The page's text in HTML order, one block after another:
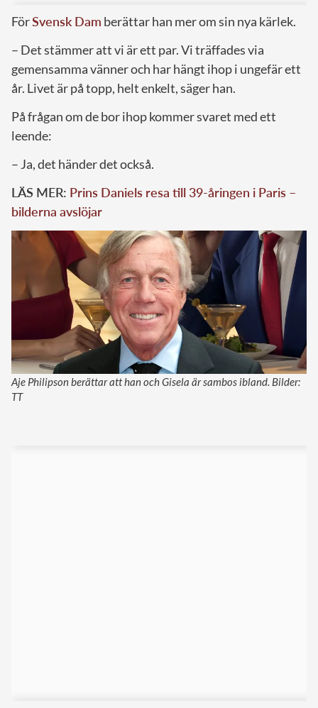
FörSvensk Dam berättar han mer om sin nya kärlek.
– Det stämmer att vi är ett par. Vi träffades via
gemensamma vänner och har hängt ihop i ungefär ett
år. Livet är på topp, helt enkelt, säger han.
På frågan om de bor ihop kommer svaret med ett
leende:
– Ja, det händer det också.
LÄS MER: Prins Daniels resa till 39-åringen i Paris –
bilderna avslöjar
Aje Philipson berättar att han och Gisela är sambos ibland. Bilder:
TT